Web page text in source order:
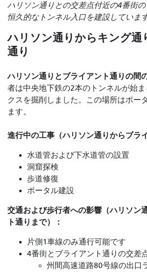
ハリソン通りとの交差点付近の4番街
恒久的なトンネル入口を建設しています
ハリソン通りからキング通
通り
ハリソン通りとブライアント通りの間
者は中央地下鉄の2本のトンネルが始
クスを掘削しました。この場所はポー
ます。
進行中の工事（ハリソン通りからブラ
水道管および下水道管の設置
洞窟探検
歩道修復
ポータル建設
交通および歩行者への影響（ハリソン
ト通りまで）：
片側1車線のみ通行可能です
4番街とブライアント通りの交差
州間高速道路80号線の出口